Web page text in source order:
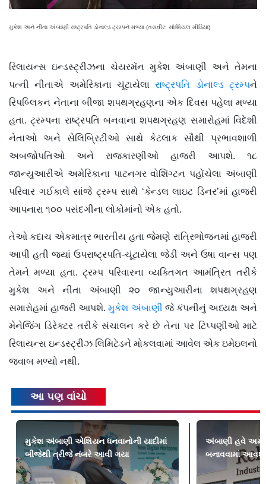
મુકેશ અને નીતા અંબાણી રાષ્ટ્રપતિ ડોનાલ્ડ ટ્રમ્પને મળ્યા (તસવીર: સોશિયલ મીડિયા)
રિલાયન્સ ઇન્ડસ્ટ્રીઝના ચેયરમૅન મુકેશ અંબાણી અને તેમના
પત્ની નીતાએ અમેરિકાના ચૂંટાયેલારાષ્ટ્રપતિ ડોનાલ્ડ ટ્રમ્પને
રિપબ્લિકન નેતાના બીજા શપથગ્રહણના એક દિવસ પહેલા મળ્યા
હતા. ટ્રમ્પના રાષ્ટ્રપતિ બનવાના શપથગ્રહણ સમારોહમાં વિદેશી
નેતાઓ અને સેલિબ્રિટીઓ સાથે કેટલાક સૌથી પ્રભાવશાળી
અબજોપતિઓ અને રાજકારણીઓ હાજરી આપશે. ૧૮
જાન્યુઆરીએ અમેરિકાના પાટનગર વોશિંગ્ટન પહોંચેલા અંબાણી
પરિવાર ગઈકાલે સાંજે ટ્રમ્પ સાથે ‘કેન્ડલ લાઇટ ડિનર’માં હાજરી
આપનારા ૧૦૦ પસંદગીના લોકોમાંનો એક હતો.
તેઓ કદાચ એકમાત્ર ભારતીય હતા જેમણે રાત્રિભોજનમાં હાજરી
આપી હતી જ્યાં ઉપરાષ્ટ્રપતિ-ચૂંટાયેલા જેડી અને ઉષા વાન્સ પણ
તેમને મળ્યા હતા. ટ્રમ્પ પરિવારના વ્યક્તિગત આમંત્રિત તરીકે
મુકેશ અને નીતા અંબાણી ૨૦ જાન્યુઆરીના શપથગ્રહણ
સમારોહમાં હાજરી આપશે.મુકેશ અંબાણી જે કંપનીનું અધ્યક્ષ અને
મેનેજિંગ ડિરેક્ટર તરીકે સંચાલન કરે છે તેના પર ટિપ્પણીઓ માટે
રિલાયન્સ ઇન્ડસ્ટ્રીઝ લિમિટેડને મોકલવામાં આવેલ એક ઇમેઇલનો
જવાબ મળ્યો નથી.
આ પણ વાંચો
મુકેશ અંબાણી એશિયન ધનવાનોની યાદીમાં
બીજેથી ત્રીજે નંબરે આવી ગયા
અંબાણી હવે
બનાવવામાં